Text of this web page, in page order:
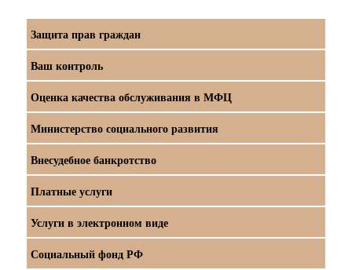
Защита прав граждан
Ваш контроль
Оценка качества обслуживания в МФЦ
Министерство социального развития
Внесудебное банкротство
Платные услуги
Услуги в электронном виде
Социальный фонд РФ